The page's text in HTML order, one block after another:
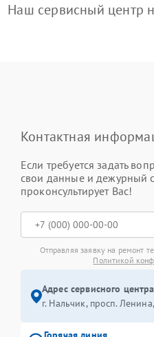
Наш сервисный центр
Контактная
Если требуется задать
свои данные и дежурный
проконсультирует Вас!
Отправляя заявку на ремонт
Политикой
Адрес сервисного
г. Нальчик, просп.